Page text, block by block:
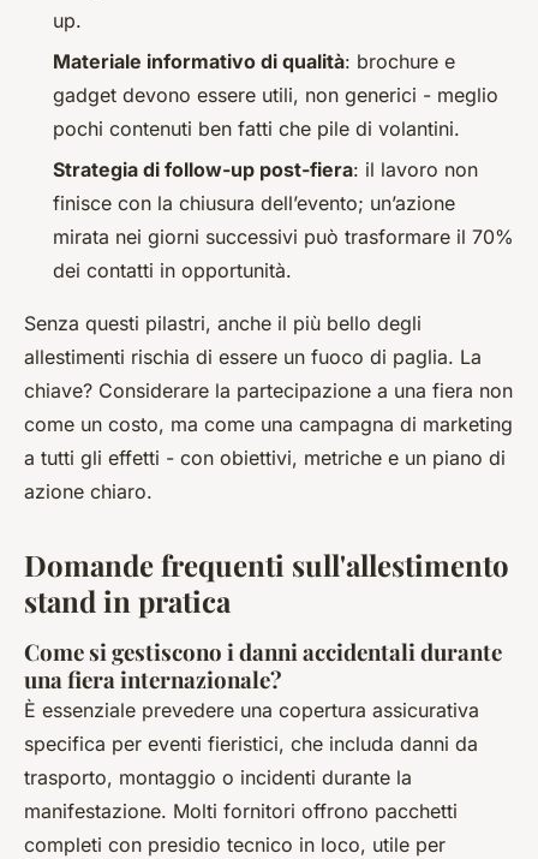
up.
Materiale informativo di qualità: brochure e
gadget devono essere utili, non generici - meglio
pochi contenuti ben fatti che pile di volantini.
Strategia di follow-up post-fiera: il lavoro non
finisce con la chiusura dell’evento; un’azione
mirata nei giorni successivi può trasformare il 70%
dei contatti in opportunità.
Senza questi pilastri, anche il più bello degli
allestimenti rischia di essere un fuoco di paglia. La
chiave? Considerare la partecipazione a una fiera non
come un costo, ma come una campagna di marketing
a tutti gli effetti - con obiettivi, metriche e un piano di
azione chiaro.
Domande frequenti sull'allestimento
stand in pratica
Come si gestiscono i danni accidentali durante
una fiera internazionale?
È essenziale prevedere una copertura assicurativa
specifica per eventi fieristici, che includa danni da
trasporto, montaggio o incidenti durante la
manifestazione. Molti fornitori offrono pacchetti
completi con presidio tecnico in loco, utile per